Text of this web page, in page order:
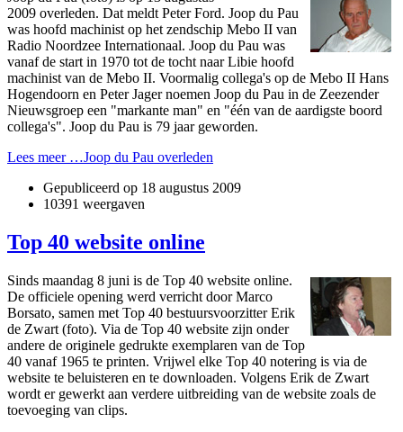
2009 overleden. Dat meldt Peter Ford. Joop du Pau
was hoofd machinist op het zendschip Mebo II van
Radio Noordzee Internationaal. Joop du Pau was
vanaf de start in 1970 tot de tocht naar Libie hoofd
machinist van de Mebo II. Voormalig collega's op de Mebo II Hans
Hogendoorn en Peter Jager noemen Joop du Pau in de Zeezender
Nieuwsgroep een "markante man" en "één van de aardigste boord
collega's". Joop du Pau is 79 jaar geworden.
Lees meer …Joop du Pau overleden
Gepubliceerd op 18 augustus 2009
10391 weergaven
Top 40 website online
Sinds maandag 8 juni is de Top 40 website online.
De officiele opening werd verricht door Marco
Borsato, samen met Top 40 bestuursvoorzitter Erik
de Zwart (foto). Via de Top 40 website zijn onder
andere de originele gedrukte exemplaren van de Top
40 vanaf 1965 te printen. Vrijwel elke Top 40 notering is via de
website te beluisteren en te downloaden. Volgens Erik de Zwart
wordt er gewerkt aan verdere uitbreiding van de website zoals de
toevoeging van clips.